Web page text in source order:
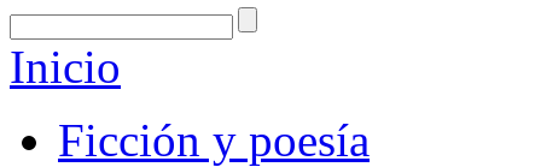
Inicio
Ficción y poesía